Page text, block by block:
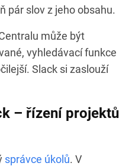
pár slov z jeho obsahu.
může být
vyhledávací funkce
Slack si zaslouží
– řízení projektů
správce úkolů. V